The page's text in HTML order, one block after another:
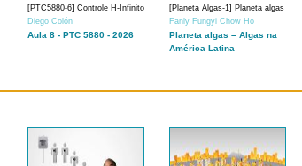
[PTC5880-6] Controle H-Infinito
Diego Colón
Aula 8 - PTC 5880 - 2026
[Planeta Algas-1] Planeta algas
Fanly Fungyi Chow Ho
Planeta algas – Algas na
América Latina